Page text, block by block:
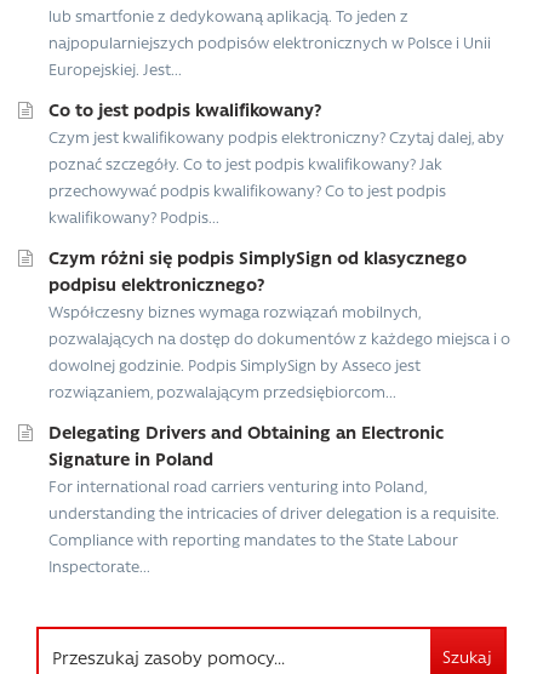
lub smartfonie z dedykowaną aplikacją. To jeden z
najpopularniejszych podpisów elektronicznych w Polsce i Unii
Europejskiej. Jest...
Co to jest podpis kwalifikowany?
Czym jest kwalifikowany podpis elektroniczny? Czytaj dalej, aby
poznać szczegóły. Co to jest podpis kwalifikowany? Jak
przechowywać podpis kwalifikowany? Co to jest podpis
kwalifikowany? Podpis...
Czym różni się podpis SimplySign od klasycznego
podpisu elektronicznego?
Współczesny biznes wymaga rozwiązań mobilnych,
pozwalających na dostęp do dokumentów z każdego miejsca i o
dowolnej godzinie. Podpis SimplySign by Asseco jest
rozwiązaniem, pozwalającym przedsiębiorcom...
Delegating Drivers and Obtaining an Electronic
Signature in Poland
For international road carriers venturing into Poland,
understanding the intricacies of driver delegation is a requisite.
Compliance with reporting mandates to the State Labour
Inspectorate...
Szukaj